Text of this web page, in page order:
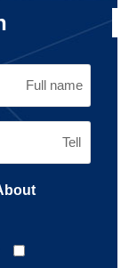
: